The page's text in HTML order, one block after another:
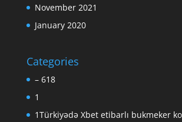
November 2021
January 2020
Categories
– 618
1
1Türkiyədə Xbet etibarlı bukmeker